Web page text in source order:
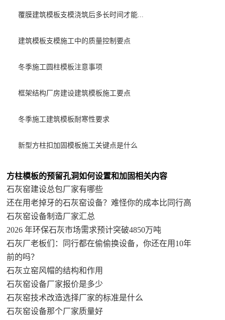
覆膜建筑模板支模浇筑后多长时间才能...
建筑模板支模施工中的质量控制要点
冬季施工圆柱模板注意事项
框架结构厂房建设建筑模板施工要点
冬季施工建筑模板耐寒性要求
新型方柱扣加固模板施工关键点是什么
方柱模板的预留孔洞如何设置和加固相关内容
石灰窑建设总包厂家有哪些
还在用老掉牙的石灰窑设备？难怪你的成本比同行高
石灰窑设备制造厂家汇总
2026 年环保石灰市场需求预计突破4850万吨
石灰厂老板们：同行都在偷偷换设备，你还在用10年
前的吗？
石灰立窑风帽的结构和作用
石灰窑设备厂家报价是多少
石灰窑技术改造选择厂家的标准是什么
石灰窑设备那个厂家质量好